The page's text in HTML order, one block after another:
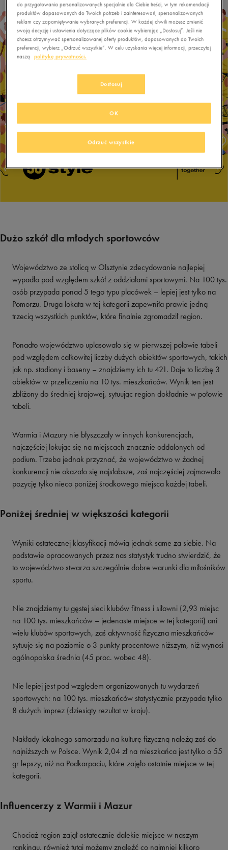
Dużo szkół dla młodych sportowców
Województwo ze stolicą w Olsztynie zdecydowanie najlepiej
wypadło pod względem szkół z oddziałami sportowymi. Na 100 tys.
osób przypada ponad 5 tego typu placówek – lepiej jest tylko na
Pomorzu. Druga lokata w tej kategorii zapewniła prawie jedną
trzecią wszystkich punktów, które finalnie zgromadził region.
Ponadto województwo uplasowało się w pierwszej połowie tabeli
pod względem całkowitej liczby dużych obiektów sportowych, takich
jak np. stadiony i baseny – znajdziemy ich tu 421. Daje to liczbę 3
obiektów w przeliczeniu na 10 tys. mieszkańców. Wynik ten jest
zbliżony do średniej krajowej, sytuując region dokładnie w połowie
tabeli.
Warmia i Mazury nie błyszczały w innych konkurencjach,
najczęściej lokując się na miejscach znacznie oddalonych od
podium. Trzeba jednak przyznać, że województwo w żadnej
konkurencji nie okazało się najsłabsze, zaś najczęściej zajmowało
pozycję tylko nieco poniżej środkowego miejsca każdej tabeli.
Poniżej średniej w większości kategorii
Wyniki ostatecznej klasyfikacji mówią jednak same za siebie. Na
podstawie opracowanych przez nas statystyk trudno stwierdzić, że
to województwo stwarza szczególnie dobre warunki dla miłośników
sportu.
Nie znajdziemy tu gęstej sieci klubów fitness i siłowni (2,93 miejsc
na 100 tys. mieszkańców – jedenaste miejsce w tej kategorii) ani
wielu klubów sportowych, zaś aktywność fizyczna mieszkańców
sytuuje się na poziomie o 3 punkty procentowe niższym, niż wynosi
ogólnopolska średnia (45 proc. wobec 48).
Nie lepiej jest pod względem organizowanych tu wydarzeń
sportowych: na 100 tys. mieszkańców statystycznie przypada tylko
8 dużych imprez (dziesiąty rezultat w kraju).
Nakłady lokalnego samorządu na kulturę fizyczną należą zaś do
najniższych w Polsce. Wynik 2,04 zł na mieszkańca jest tylko o 55
gr lepszy, niż na Podkarpaciu, które zajęło ostatnie miejsce w tej
kategorii.
Influencerzy z Warmii i Mazur
Chociaż region zajął ostatecznie dalekie miejsce w naszym
rankingu, również tutaj możemy znaleźć co najmniej kilkoro
do przygotowania personalizowanych specjalnie dla Ciebie treści, w tym rekomendacji
produktów dopasowanych do Twoich potrzeb i zainteresowań, spersonalizowanych
reklam czy zapamiętywanie wybranych preferencji. W każdej chwili możesz zmienić
swoją decyzję i ustawienia dotyczące plików cookie wybierając „Dostosuj”. Jeśli nie
chcesz otrzymywać spersonalizowanej oferty produktów, dopasowanych do Twoich
preferencji, wybierz „Odrzuć wszystkie”. W celu uzyskania więcej informacji, przeczytaj
naszą
politykę prywatności.
Dostosuj
Odrzuć wszystkie
OK